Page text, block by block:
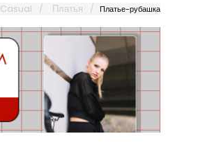
Casual Платья Платье-рубашка